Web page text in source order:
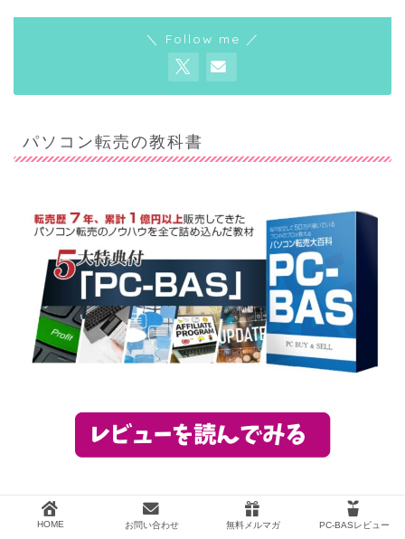
＼ Follow me ／
パソコン転売の教科書
サポートに自信がないあなたへ
HOME お問い合わせ 無料メルマガ PC-BASレビュー